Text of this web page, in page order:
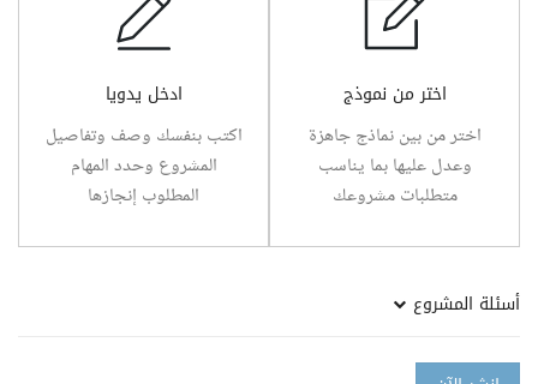
اختر من نموذج
اختر من بين نماذج جاهزة
وعدل عليها بما يناسب
متطلبات مشروعك
ادخل يدويا
اكتب بنفسك وصف وتفاصيل
المشروع وحدد المهام
المطلوب إنجازها
أسئلة المشروع